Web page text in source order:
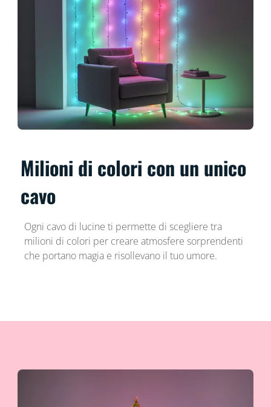
Milioni di colori con un unico
cavo
Ogni cavo di lucine ti permette di scegliere tra
milioni di colori per creare atmosfere sorprendenti
che portano magia e risollevano il tuo umore.